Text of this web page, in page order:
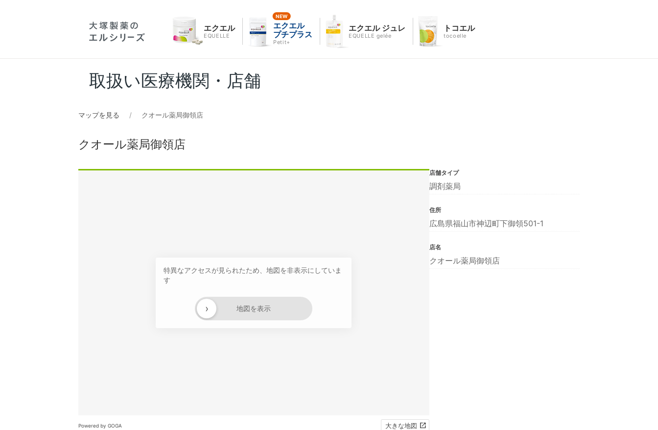
エクエル
EQUELLE
エクエル
プチプラス
Petit+
エクエル ジュレ
EQUELLE gelée
トコエル
tocoelle
取扱い医療機関・店舗
マップを見る クオール薬局御領店
クオール薬局御領店
特異なアクセスが見られたため、地図を非表示にしていま
す
地図を表示
›
Powered by GOGA 大きな地図
店舗タイプ
調剤薬局
住所
広島県福山市神辺町下御領501-1
店名
クオール薬局御領店